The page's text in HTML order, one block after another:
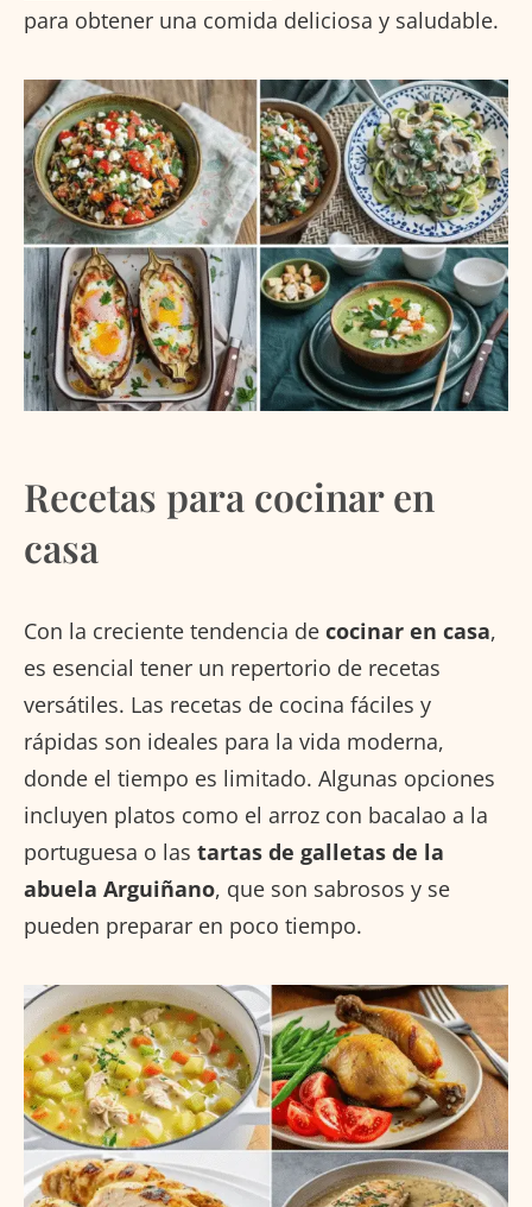
para obtener una comida deliciosa y saludable.
Recetas para cocinar en
casa
Con la creciente tendencia de cocinar en casa,
es esencial tener un repertorio de recetas
versátiles. Las recetas de cocina fáciles y
rápidas son ideales para la vida moderna,
donde el tiempo es limitado. Algunas opciones
incluyen platos como el arroz con bacalao a la
portuguesa o las tartas de galletas de la
abuela Arguiñano, que son sabrosos y se
pueden preparar en poco tiempo.